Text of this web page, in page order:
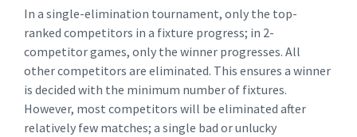
In a single-elimination tournament, only the top-
ranked competitors in a fixture progress; in 2-
competitor games, only the winner progresses. All
other competitors are eliminated. This ensures a winner
is decided with the minimum number of fixtures.
However, most competitors will be eliminated after
relatively few matches; a single bad or unlucky